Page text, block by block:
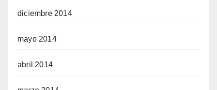
diciembre 2014
mayo 2014
abril 2014